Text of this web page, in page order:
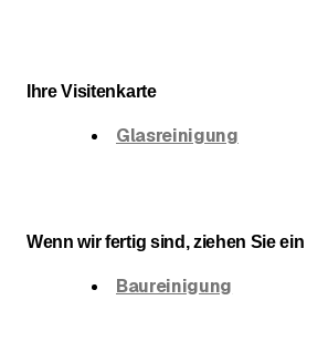
Ihre Visitenkarte
Glasreinigung
Wenn wir fertig sind, ziehen Sie ein
Baureinigung